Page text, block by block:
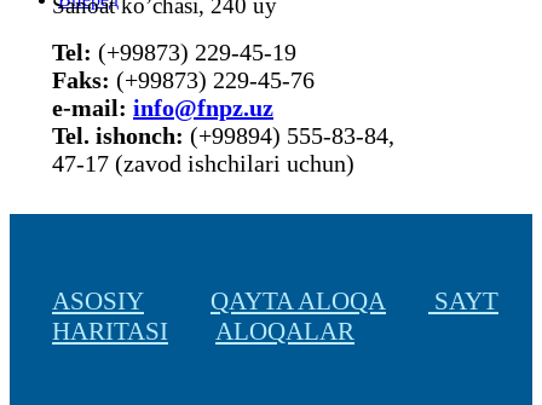
Sanoat ko’chasi, 240 uy
Tel: (+99873) 229-45-19
Faks: (+99873) 229-45-76
е-mail: info@fnpz.uz
Tel. ishonch: (+99894) 555-83-84,
47-17 (zavod ishchilari uchun)
ASOSIY QAYTA ALOQA
SAYT
HARITASI
ALOQALAR